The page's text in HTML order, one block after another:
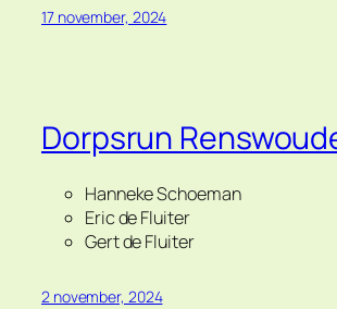
17 november, 2024
Dorpsrun
Hanneke Schoeman
Eric de Fluiter
Gert de Fluiter
2 november, 2024